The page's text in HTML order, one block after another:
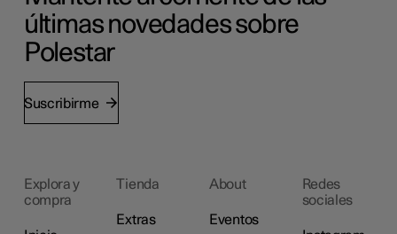
últimas novedades sobre
Polestar
Suscribirme
Explora y
compra
Tienda
Extras
About
Eventos
Redes
sociales